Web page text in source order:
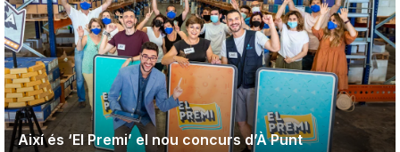
Així és ‘El Premi’ el nou concurs d’À Punt